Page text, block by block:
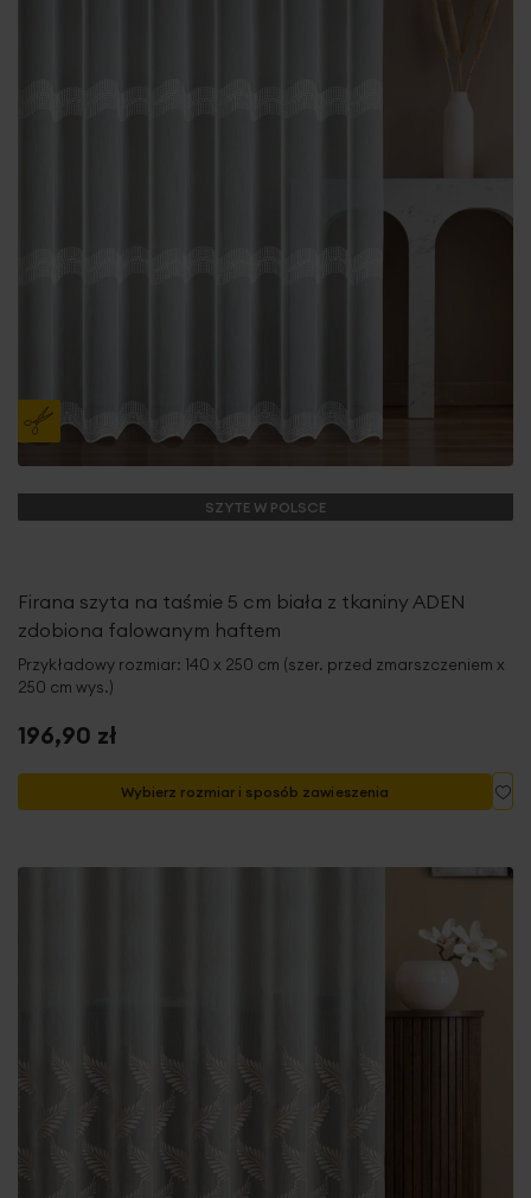
SZYTE W POLSCE
Firana szyta na taśmie 5 cm biała z tkaniny ADEN
zdobiona falowanym haftem
Przykładowy rozmiar: 140 x 250 cm (szer. przed zmarszczeniem x
250 cm wys.)
196,90 zł
Wybierz rozmiar i sposób zawieszenia